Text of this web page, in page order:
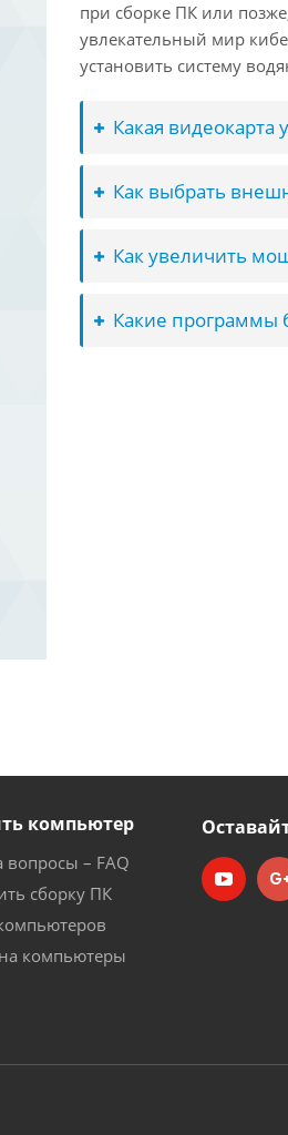
при сборке ПК или
увлекательный мир
установить систему
Какая видеокарта
Как выбрать
Как увеличить
Какие программы
компьютер
вопросы – FAQ
сборку ПК
компьютеры